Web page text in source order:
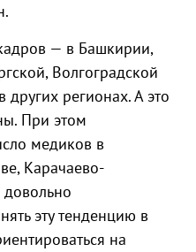
— в Башкирии,
Волгоградской
других регионах. А это
При этом
медиков в
Карачаево-
эту тенденцию в
на